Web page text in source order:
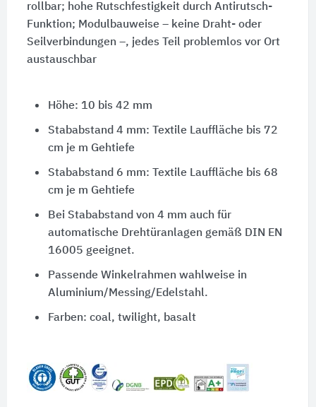
rollbar; hohe Rutschfestigkeit durch Antirutsch-
Funktion; Modulbauweise – keine Draht- oder
Seilverbindungen –, jedes Teil problemlos vor Ort
austauschbar
Höhe: 10 bis 42 mm
Stababstand 4 mm: Textile Lauffläche bis 72
cm je m Gehtiefe
Stababstand 6 mm: Textile Lauffläche bis 68
cm je m Gehtiefe
Bei Stababstand von 4 mm auch für
automatische Drehtüranlagen gemäß DIN EN
16005 geeignet.
Passende Winkelrahmen wahlweise in
Aluminium/Messing/Edelstahl.
Farben: coal, twilight, basalt